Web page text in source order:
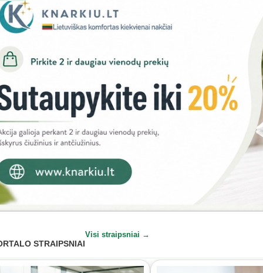
STRAIPSNIAI
Visi straipsniai →